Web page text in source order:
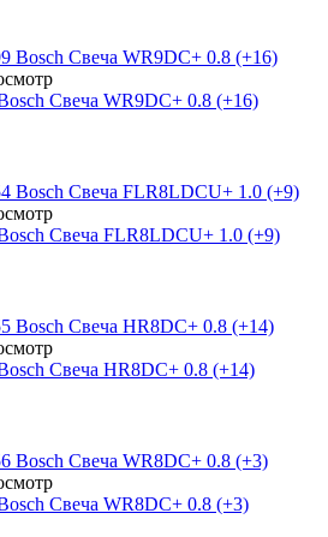
Свеча WR9DC+ 0.8 (+16)
Свеча FLR8LDCU+ 1.0 (+9)
Свеча HR8DC+ 0.8 (+14)
Свеча WR8DC+ 0.8 (+3)